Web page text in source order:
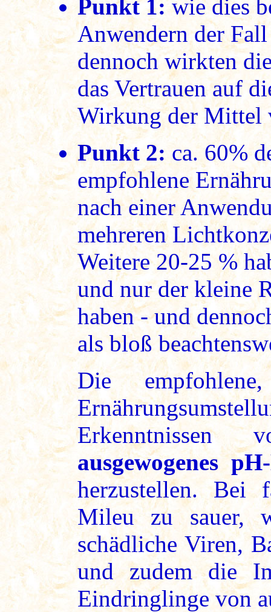
Punkt 1:wie dies
Anwendern der
dennoch wirkten
das Vertrauen auf
Wirkung der Mittel
Punkt 2: ca. 60%
empfohlene
nach einer
mehreren
Weitere 20-25 %
und nur der kleine
haben - und
als bloß
Die
ausgewogenes
herzustellen. Bei
Mileu zu sauer,
schädliche Viren,
und zudem die
Eindringlinge von